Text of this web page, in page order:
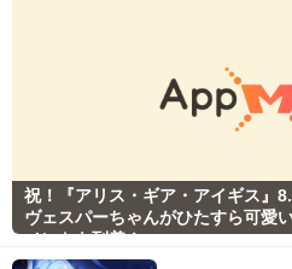
祝！『アリス・ギア・アイギス』
ヴェスパーちゃんがひたすら可愛
メントも到着！